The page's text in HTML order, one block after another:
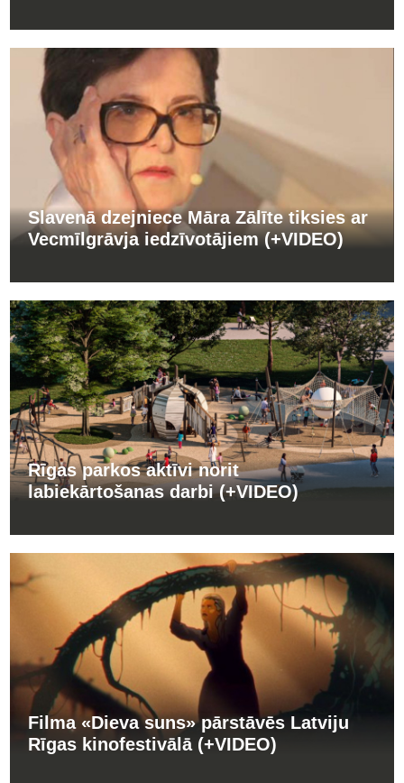
Slavenā dzejniece Māra Zālīte tiksies ar
Vecmīlgrāvja iedzīvotājiem (+VIDEO)
Rīgas parkos aktīvi norit
labiekārtošanas darbi (+VIDEO)
Filma «Dieva suns» pārstāvēs Latviju
Rīgas kinofestivālā (+VIDEO)